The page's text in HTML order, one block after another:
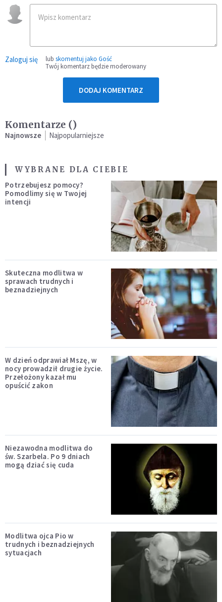
Zaloguj się lub skomentuj jako Gość
Twój komentarz będzie moderowany
DODAJ KOMENTARZ
Komentarze ()
Najnowsze Najpopularniejsze
WYBRANE DLA CIEBIE
Potrzebujesz pomocy?
Pomodlimy się w Twojej
intencji
Skuteczna modlitwa w
sprawach trudnych i
beznadziejnych
W dzień odprawiał Mszę, w
nocy prowadził drugie życie.
Przełożony kazał mu
opuścić zakon
Niezawodna modlitwa do
św. Szarbela. Po 9 dniach
mogą dziać się cuda
Modlitwa ojca Pio w
trudnych i beznadziejnych
sytuacjach